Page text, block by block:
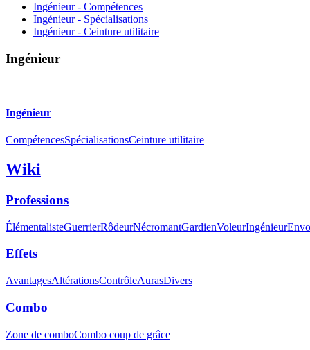
Ingénieur - Compétences
Ingénieur - Spécialisations
Ingénieur - Ceinture utilitaire
Ingénieur
Ingénieur
CompétencesSpécialisationsCeinture utilitaire
Wiki
Professions
ÉlémentalisteGuerrierRôdeurNécromantGardienVoleurIngénieur
Effets
AvantagesAltérationsContrôleAurasDivers
Combo
Zone de comboCombo coup de grâce